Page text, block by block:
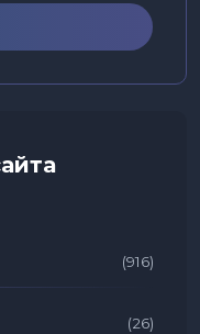
(916)
(26)